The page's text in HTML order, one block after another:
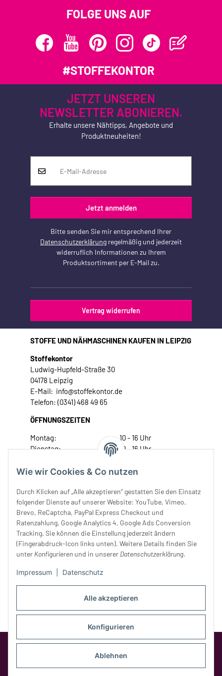
Alle akzeptieren
Konfigurieren
Ablehnen
Wie wir Cookies & Co nutzen
Durch Klicken auf „Alle akzeptieren“ gestatten Sie den Einsatz
folgender Dienste auf unserer Website: YouTube, Vimeo,
Brevo, ReCaptcha, PayPal Express Checkout und
Ratenzahlung, Google Analytics 4, Google Ads Conversion
Tracking. Sie können die Einstellung jederzeit ändern
(Fingerabdruck-Icon links unten). Weitere Details finden Sie
unter Konfigurieren und in unserer Datenschutzerklärung.
Impressum Datenschutz
FOLGE UNS AUF
#STOFFEKONTOR
JETZT UNSEREN
NEWSLETTER ABONIEREN.
Erhalte unsere Nähtipps, Angebote und
Produktneuheiten!
Jetzt anmelden
Bitte senden Sie mir entsprechend Ihrer
Datenschutzerklärung regelmäßig und jederzeit
widerruflich Informationen zu Ihrem
Produktsortiment per E-Mail zu.
Vertrag widerrufen
STOFFE UND NÄHMASCHINEN KAUFEN IN LEIPZIG
Stoffekontor
Ludwig-Hupfeld-Straße 30
04178 Leipzig
E-Mail: info@stoffekontor.de
Telefon: (0341) 468 49 65
ÖFFNUNGSZEITEN
Montag:
10 - 16 Uhr
Dienstag:
10 - 16 Uhr
Donnerstag:
10 - 18 Uhr
Samstag:
10 - 14 Uhr
Unser Service
Rechtliches
Google Analytics deaktivierenStatus: